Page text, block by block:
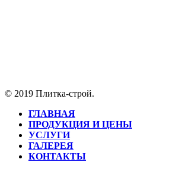
© 2019 Плитка-строй.
ГЛАВНАЯ
ПРОДУКЦИЯ И ЦЕНЫ
УСЛУГИ
ГАЛЕРЕЯ
КОНТАКТЫ